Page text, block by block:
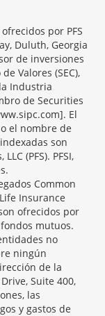
por PFS
Duluth, Georgia
de inversiones
Valores (SEC),
Industria
de Securities
El
el nombre de
son
(PFS). PFSI,
Common
Insurance
ofrecidos por
mutuos.
no
ningún
de la
Suite 400,
las
y gastos de